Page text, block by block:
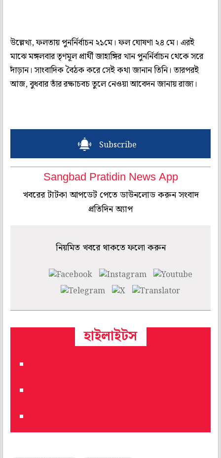
উল্লেখ্য, ফলতায় পুনর্নির্বাচন ২১মে। ফল ঘোষণা ২৪ মে। এরই
মাঝে মঙ্গলবার তৃণমূল প্রার্থী জাহাঙ্গির খান পুনর্নির্বাচন থেকে সরে
দাঁড়ান। সাংবাদিক বৈঠক করে সেই কথা জানান তিনি। তারপরই
আজ, বুধবার তাঁর রক্ষাচবচ তুলে নেওয়া আবেদন জানায় রাজ্য।
Subscribe
Sangbad Pratidin News App
খবরের টাটকা আপডেট পেতে ডাউনলোড করুন সংবাদ
প্রতিদিন অ্যাপ
নিয়মিত খবরে থাকতে ফলো করুন
হাইলাইটস